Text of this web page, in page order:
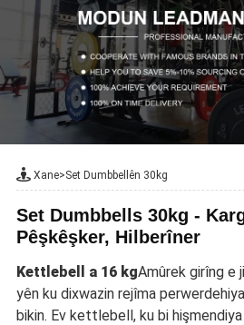
Xane>Set Dumbbellên 30kg
Set Dumbbells 30kg -
Pêşkêşker, Hilberîner
Kettlebell a 16 kgAmûrek girîng e
yên ku dixwazin rejîma
bikin. Ev kettlebell, ku bi